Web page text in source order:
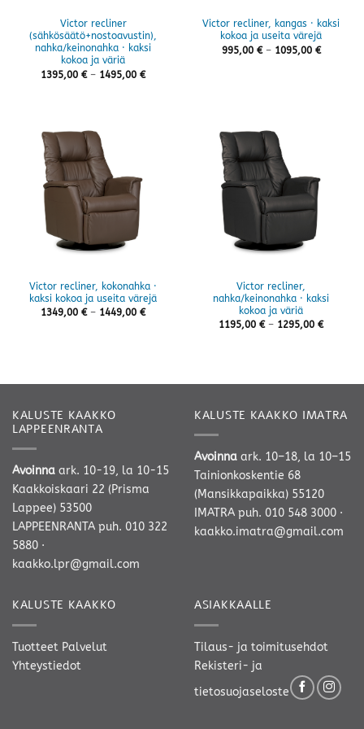
Victor recliner
(sähkösäätö+nostoavustin),
nahka/keinonahka · kaksi
kokoa ja väriä
1395,00 € – 1495,00 €Hintaluokka:
Victor recliner, kangas · kaksi
kokoa ja useita värejä
995,00 € – 1095,00 €
Victor recliner, kokonahka ·
kaksi kokoa ja useita värejä
1349,00 € – 1449,00 €Hintaluokka:
Victor recliner,
nahka/keinonahka · kaksi
kokoa ja väriä
1195,00 € – 1295,00 €
KALUSTE KAAKKO
LAPPEENRANTA
Avoinna ark. 10-19, la 10-15
Kaakkoiskaari 22 (Prisma
Lappee) 53500
LAPPEENRANTA puh. 010 322
5880 ·
kaakko.lpr@gmail.com
KALUSTE KAAKKO IMATRA
Avoinna ark. 10–18, la 10–15
Tainionkoskentie 68
(Mansikkapaikka) 55120
IMATRA puh. 010 548 3000 ·
kaakko.imatra@gmail.com
KALUSTE KAAKKO
Tuotteet Palvelut
Yhteystiedot
ASIAKKAALLE
Tilaus- ja toimitusehdot
Rekisteri- ja
tietosuojaseloste